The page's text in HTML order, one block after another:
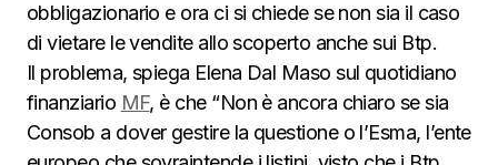
obbligazionario e ora ci si chiede se non sia il caso
di vietare le vendite allo scoperto anche sui Btp.
Il problema, spiega Elena Dal Maso sul quotidiano
finanziario MF, è che “Non è ancora chiaro se sia
Consob a dover gestire la questione o l’Esma, l’ente